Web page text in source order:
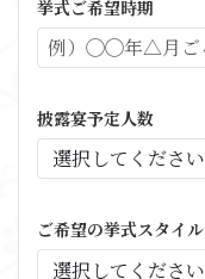
挙式ご希望時期
披露宴予定人数
ご希望の挙式スタイル